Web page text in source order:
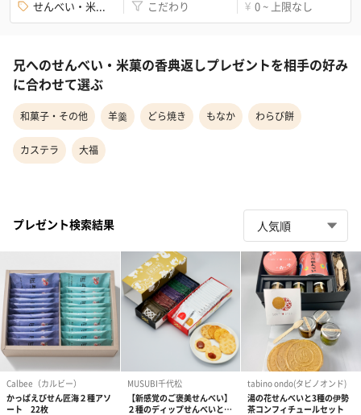
せんべい・米... こだわり ¥ 0 ~ 上限なし
兄へのせんべい・米菓の香典返しプレゼントを相手の好み
に合わせて選ぶ
和菓子・その他 羊羹 どら焼き もなか わらび餅
カステラ 大福
プレゼント検索結果